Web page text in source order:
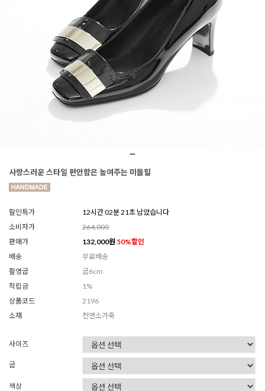
사랑스러운 스타일 편안함은 높여주는 미들힐
할인특가
12시간 02분 19초 남았습니다
소비자가
264,000
판매가
132,000원 50%할인
배송
무료배송
촬영굽
굽6cm
적립금
1%
상품코드
2196
소재
천연소가죽
사이즈
굽
색상